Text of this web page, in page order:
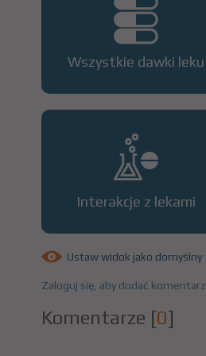
Wszystkie dawki leku
Interakcje z lekami
Ustaw widok jako domyślny
Zaloguj się, aby dodać komentarz
Komentarze [0]